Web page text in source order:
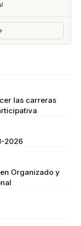
las carreras
2026
Organizado y